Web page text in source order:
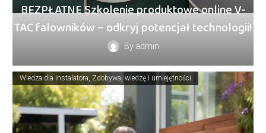
BEZPŁATNE Szkolenie produktowe online V-
TAC falowników – odkryj potencjał technologii!
By admin
Wiedza dla instalatora Zdobywaj wiedzę i umiejętności